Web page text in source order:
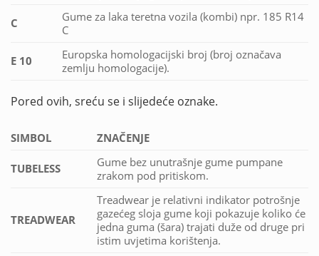
C
Gume za laka teretna vozila (kombi) npr. 185 R14
C
E 10
Europska homologacijski broj (broj označava
zemlju homologacije).
Pored ovih, sreću se i slijedeće oznake.
SIMBOL ZNAČENJE
TUBELESS
Gume bez unutrašnje gume pumpane
zrakom pod pritiskom.
TREADWEAR
Treadwear je relativni indikator potrošnje
gazećeg sloja gume koji pokazuje koliko će
jedna guma (šara) trajati duže od druge pri
istim uvjetima korištenja.